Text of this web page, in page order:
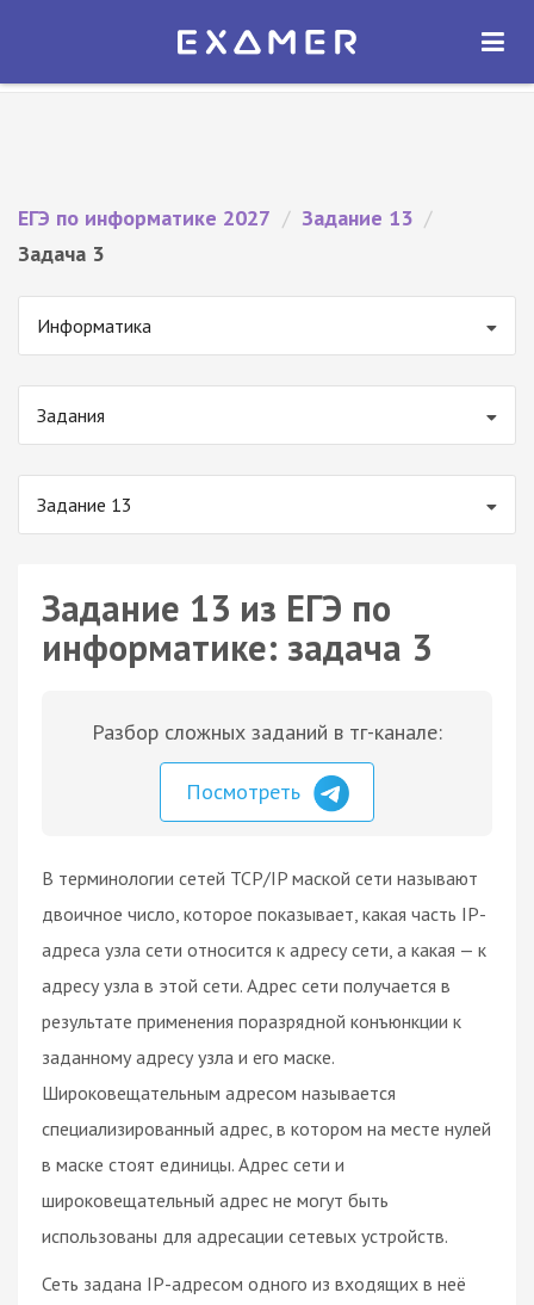
Экзамер — ЕГЭ 2027
ОТКРЫТЬ
ЕГЭ по информатике 2027 / Задание 13 /
Задача 3
Информатика
Задания
Задание 13
Задание 13 из ЕГЭ по
информатике: задача 3
Разбор сложных заданий в тг-канале:
Посмотреть
В терминологии сетей TCP/IP маской сети называют
двоичное число, которое показывает, какая часть IP-
адреса узла сети относится к адресу сети, а какая — к
адресу узла в этой сети. Адрес сети получается в
результате применения поразрядной конъюнкции к
заданному адресу узла и его маске.
Широковещательным адресом называется
специализированный адрес, в котором на месте нулей
в маске стоят единицы. Адрес сети и
широковещательный адрес не могут быть
использованы для адресации сетевых устройств.
Сеть задана IP-адресом одного из входящих в неё